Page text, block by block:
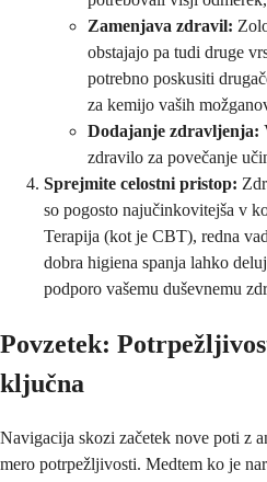
Zamenjava zdravil:
obstajajo pa tudi druge
potrebno poskusiti
za kemijo vaših
Dodajanje zdravljenja:
zdravilo za povečanje
Sprejmite celostni pristop:
so pogosto najučinkovitejša v
Terapija (kot je CBT), redna
dobra higiena spanja lahko
podporo vašemu duševnemu
Povzetek:
ključna
Navigacija skozi začetek nove poti z
mero potrpežljivosti. Medtem ko je